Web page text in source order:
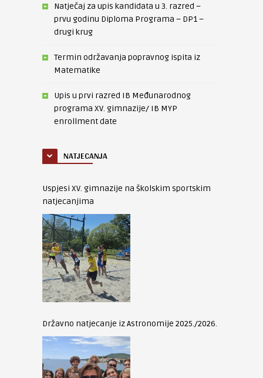
Natječaj za upis kandidata u 3. razred –
prvu godinu Diploma Programa – DP1 –
drugi krug
Termin održavanja popravnog ispita iz
Matematike
Upis u prvi razred IB Međunarodnog
programa XV. gimnazije/ IB MYP
enrollment date
NATJECANJA
Uspjesi XV. gimnazije na školskim sportskim
natjecanjima
Državno natjecanje iz Astronomije 2025./2026.